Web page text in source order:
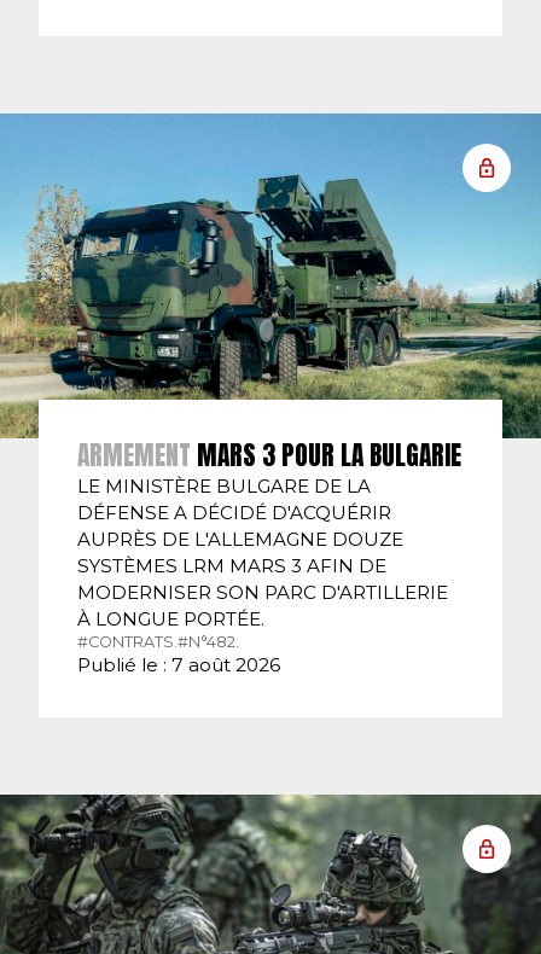
ARMEMENT MARS 3 POUR LA BULGARIE
LE MINISTÈRE BULGARE DE LA
DÉFENSE A DÉCIDÉ D'ACQUÉRIR
AUPRÈS DE L'ALLEMAGNE DOUZE
SYSTÈMES LRM MARS 3 AFIN DE
MODERNISER SON PARC D'ARTILLERIE
À LONGUE PORTÉE.
#CONTRATS.#N°482.
Publié le : 7 août 2026